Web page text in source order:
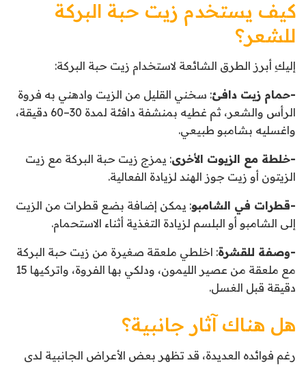
كيف يستخدم زيت حبة البركة
للشعر؟
إليكِ أبرز الطرق الشائعة لاستخدام زيت حبة البركة:
-حمام زيت دافئ: سخني القليل من الزيت وادهني به فروة
الرأس والشعر، ثم غطيه بمنشفة دافئة لمدة 30–60 دقيقة،
واغسليه بشامبو طبيعي.
-خلطة مع الزيوت الأخرى: يمزج زيت حبة البركة مع زيت
الزيتون أو زيت جوز الهند لزيادة الفعالية.
-قطرات في الشامبو: يمكن إضافة بضع قطرات من الزيت
إلى الشامبو أو البلسم لزيادة التغذية أثناء الاستحمام.
-وصفة للقشرة: اخلطي ملعقة صغيرة من زيت حبة البركة
مع ملعقة من عصير الليمون، ودلكي بها الفروة، واتركيها 15
دقيقة قبل الغسل.
هل هناك آثار جانبية؟
رغم فوائده العديدة، قد تظهر بعض الأعراض الجانبية لدى